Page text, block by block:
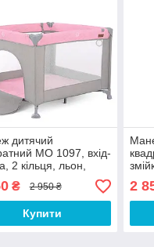
дитячий
МО 1097, вхід-
2 кільця, льон,
₴ 2 950 ₴
Купити
2